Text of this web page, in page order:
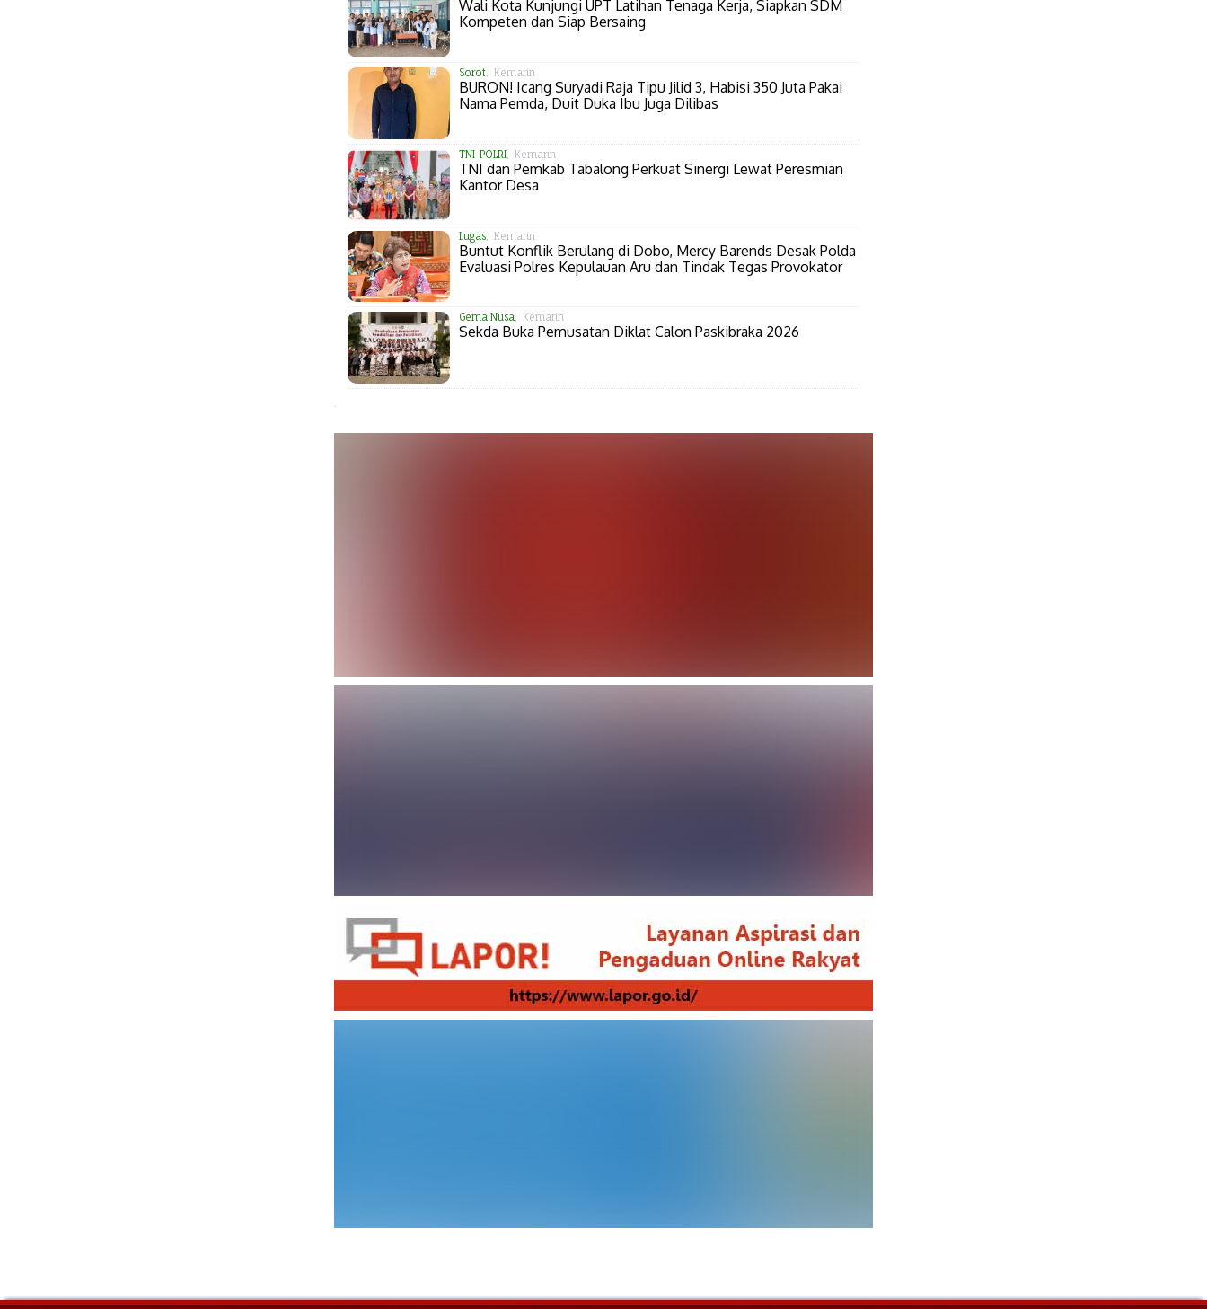
Wali Kota Kunjungi UPT Latihan Tenaga Kerja, Siapkan SDM
Kompeten dan Siap Bersaing
Sorot, Kemarin
BURON! Icang Suryadi Raja Tipu Jilid 3, Habisi 350 Juta Pakai
Nama Pemda, Duit Duka Ibu Juga Dilibas
TNI-POLRI, Kemarin
TNI dan Pemkab Tabalong Perkuat Sinergi Lewat Peresmian
Kantor Desa
Lugas , Kemarin
Buntut Konflik Berulang di Dobo, Mercy Barends Desak Polda
Evaluasi Polres Kepulauan Aru dan Tindak Tegas Provokator
Gema Nusa, Kemarin
Sekda Buka Pemusatan Diklat Calon Paskibraka 2026